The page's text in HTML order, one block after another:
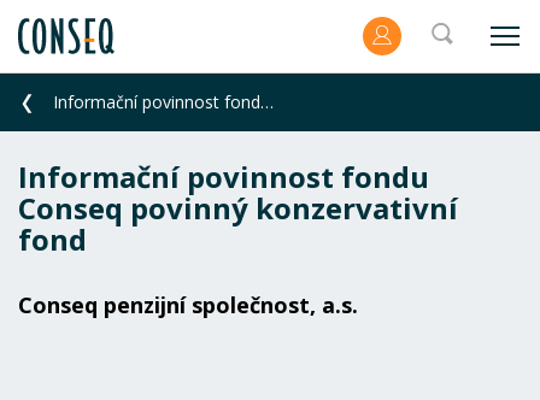
Informační povinnost fondu Conseq povinný konzervativní fond
Informační povinnost fondu
Conseq povinný konzervativní
fond
Conseq penzijní společnost, a.s.